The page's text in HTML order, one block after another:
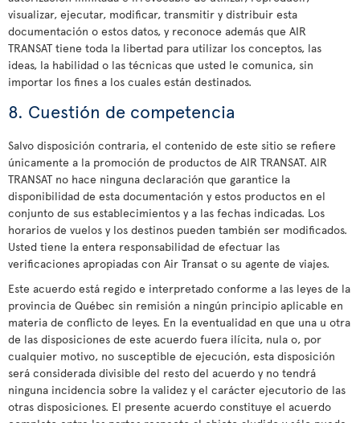
visualizar, ejecutar, modificar, transmitir y distribuir esta
documentación o estos datos, y reconoce además que AIR
TRANSAT tiene toda la libertad para utilizar los conceptos, las
ideas, la habilidad o las técnicas que usted le comunica, sin
importar los fines a los cuales están destinados.
8. Cuestión de competencia
Salvo disposición contraria, el contenido de este sitio se refiere
únicamente a la promoción de productos de AIR TRANSAT. AIR
TRANSAT no hace ninguna declaración que garantice la
disponibilidad de esta documentación y estos productos en el
conjunto de sus establecimientos y a las fechas indicadas. Los
horarios de vuelos y los destinos pueden también ser modificados.
Usted tiene la entera responsabilidad de efectuar las
verificaciones apropiadas con Air Transat o su agente de viajes.
Este acuerdo está regido e interpretado conforme a las leyes de la
provincia de Québec sin remisión a ningún principio aplicable en
materia de conflicto de leyes. En la eventualidad en que una u otra
de las disposiciones de este acuerdo fuera ilícita, nula o, por
cualquier motivo, no susceptible de ejecución, esta disposición
será considerada divisible del resto del acuerdo y no tendrá
ninguna incidencia sobre la validez y el carácter ejecutorio de las
otras disposiciones. El presente acuerdo constituye el acuerdo